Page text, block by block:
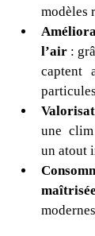
modèles
l’air :
captent
une
un atout
maîtrisée